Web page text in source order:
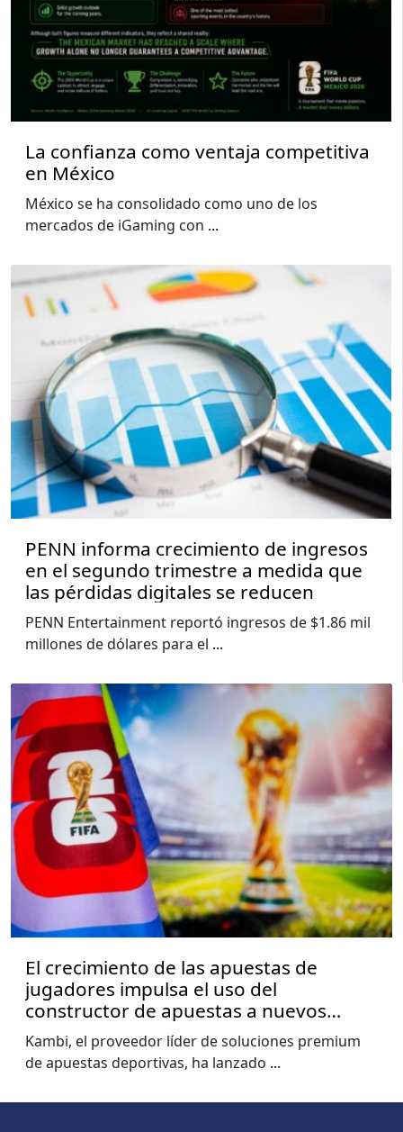
La confianza como ventaja competitiva
en México
México se ha consolidado como uno de los
mercados de iGaming con ...
PENN informa crecimiento de ingresos
en el segundo trimestre a medida que
las pérdidas digitales se reducen
PENN Entertainment reportó ingresos de $1.86 mil
millones de dólares para el ...
El crecimiento de las apuestas de
jugadores impulsa el uso del
constructor de apuestas a nuevos
niveles, muestra el informe de la Copa
del Mundo de Kambi
Kambi, el proveedor líder de soluciones premium
de apuestas deportivas, ha lanzado ...